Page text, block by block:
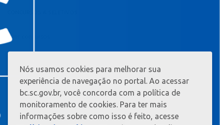
Ver concursos
INFORMAÇ?
Nós usamos cookies para melhorar sua
experiência de navegação no portal. Ao acessar
bc.sc.gov.br, você concorda com a política de
monitoramento de cookies. Para ter mais
informações sobre como isso é feito, acesse